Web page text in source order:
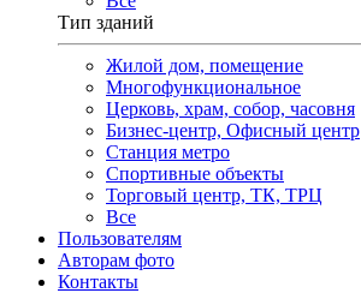
Тип зданий
Жилой дом, помещение
Многофункциональное
Церковь, храм, собор, часовня
Бизнес-центр, Офисный центр
Станция метро
Спортивные объекты
Торговый центр, ТК, ТРЦ
Все
Пользователям
Авторам фото
Контакты